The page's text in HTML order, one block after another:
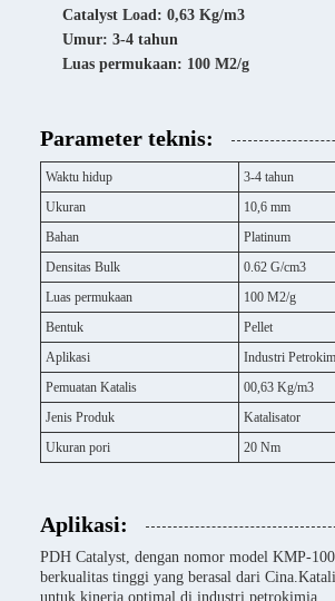
Catalyst Load: 0,63 Kg/m3
Umur: 3-4 tahun
Luas permukaan: 100 M2/g
Parameter teknis:
Waktu hidup
3-4 tahun
Ukuran
10,6 mm
Bahan
Platinum
Densitas Bulk
0.62 G/cm3
Luas permukaan
100 M2/g
Bentuk
Pellet
Aplikasi
Industri
Pemuatan Katalis
00,63 Kg/m3
Jenis Produk
Katalisator
Ukuran pori
20 Nm
Aplikasi:
PDH Catalyst, dengan nomor model KMP-
berkualitas tinggi yang berasal dari
untuk kinerja optimal di industri petrokimia.